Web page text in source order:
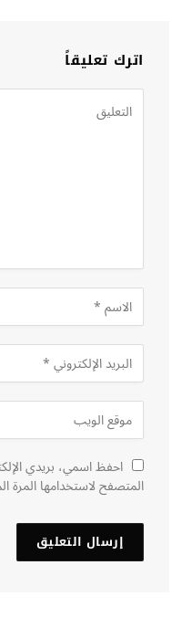
اترك تعليقاً
احفظ اسمي، بريدي
المتصفح لاستخدامها المرة